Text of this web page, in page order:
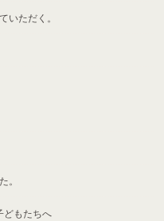
いただく。
。
どもたちへ